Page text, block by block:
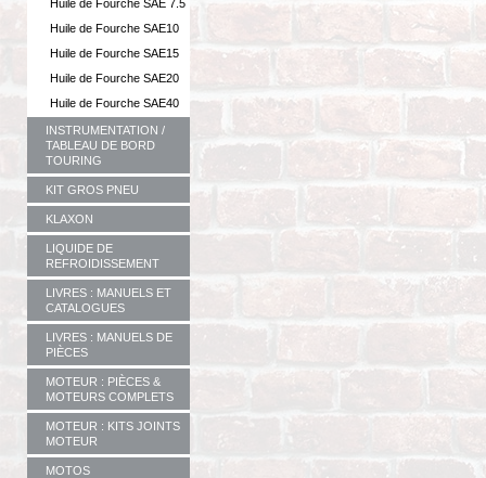
Huile de Fourche SAE 7.5
Huile de Fourche SAE10
Huile de Fourche SAE15
Huile de Fourche SAE20
Huile de Fourche SAE40
INSTRUMENTATION /
TABLEAU DE BORD
TOURING
KIT GROS PNEU
KLAXON
LIQUIDE DE
REFROIDISSEMENT
LIVRES : MANUELS ET
CATALOGUES
LIVRES : MANUELS DE
PIÈCES
MOTEUR : PIÈCES &
MOTEURS COMPLETS
MOTEUR : KITS JOINTS
MOTEUR
MOTOS